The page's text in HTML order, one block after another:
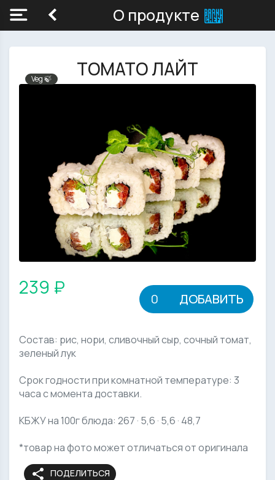
О продукте
ТОМАТО ЛАЙТ
Veg 🍃
239 ₽
ДОБАВИТЬ
Состав: рис, нори, сливочный сыр, сочный томат,
зеленый лук
Срок годности при комнатной температуре: 3
часа с момента доставки.
КБЖУ на 100г блюда: 267 · 5,6 · 5,6 · 48,7
*товар на фото может отличаться от оригинала
share ПОДЕЛИТЬСЯ